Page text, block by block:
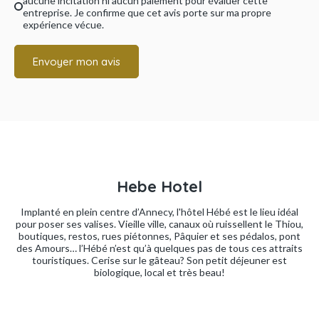
entreprise. Je confirme que cet avis porte sur ma propre
expérience vécue.
Envoyer mon avis
Hebe Hotel
Implanté en plein centre d’Annecy, l'hôtel Hébé est le lieu idéal
pour poser ses valises. Vieille ville, canaux où ruissellent le Thiou,
boutiques, restos, rues piétonnes, Pâquier et ses pédalos, pont
des Amours… l’Hébé n’est qu’à quelques pas de tous ces attraits
touristiques. Cerise sur le gâteau? Son petit déjeuner est
biologique, local et très beau!